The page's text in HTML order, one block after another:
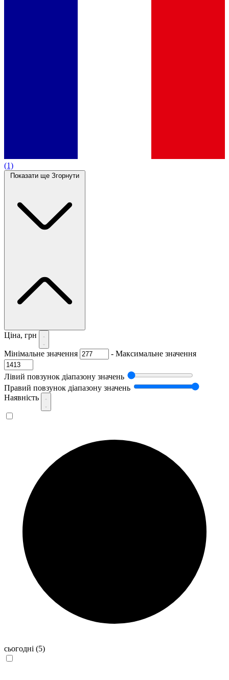
(1)
Показати ще Згорнути
Ціна, грн
Мінімальне значення - Максимальне значення
Лівий повзунок діапазону значень
Правий повзунок діапазону значень
Наявність
сьогодні (5)